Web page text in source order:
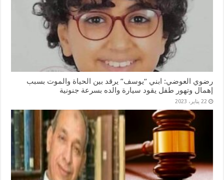
رضوي العوضي: ابني “يوسف” يرقد بين الحياة والموت بسبب
إهمال وتهور طفل يقود سيارة والده بسرعة جنونية
22 يناير، 2023